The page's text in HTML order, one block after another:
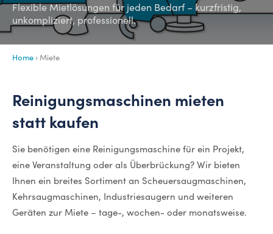
Flexible Mietlösungen für jeden Bedarf – kurzfristig,
unkompliziert, professionell.
Home › Miete
Reinigungsmaschinen mieten
statt kaufen
Sie benötigen eine Reinigungsmaschine für ein Projekt,
eine Veranstaltung oder als Überbrückung? Wir bieten
Ihnen ein breites Sortiment an Scheuersaugmaschinen,
Kehrsaugmaschinen, Industriesaugern und weiteren
Geräten zur Miete – tage-, wochen- oder monatsweise.